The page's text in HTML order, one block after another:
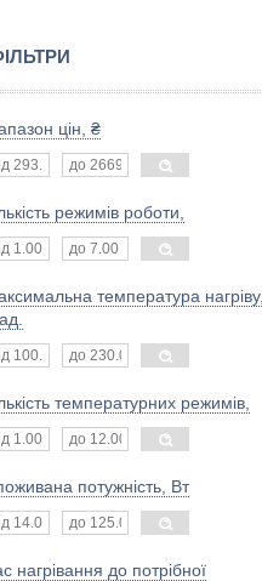
цін, ₴
режимів роботи,
температура нагріву,
температурних режимів,
потужність, Вт
нагрівання до потрібної